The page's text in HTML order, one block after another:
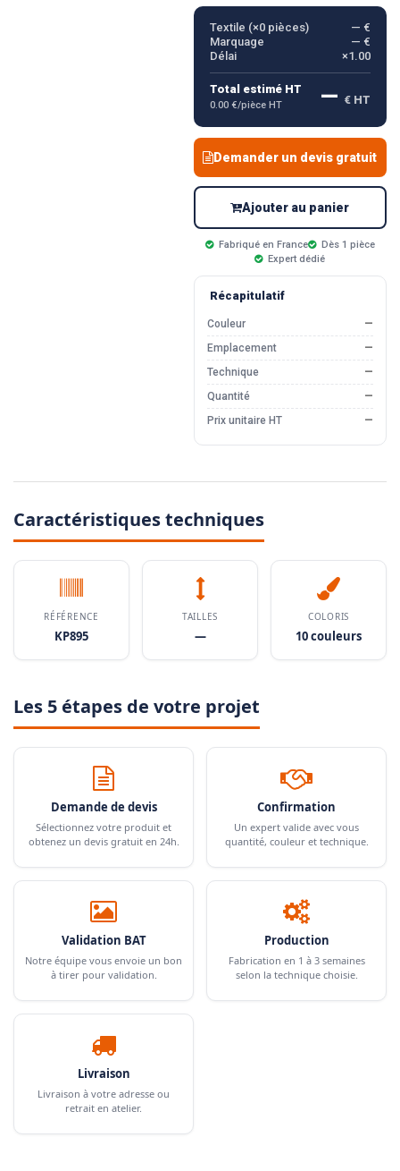
Textile (×0pièces)
— €
Marquage
— €
Délai
×1.00
Total estimé HT
0.00 €/pièce HT — € HT
Demander un devis gratuit
Ajouter au panier
Fabriqué en France
Dès 1 pièce
Expert dédié
Récapitulatif
Couleur
—
Emplacement
—
Technique
—
Quantité
—
Prix unitaire HT
—
Caractéristiques techniques
RÉFÉRENCE
KP895
TAILLES
—
COLORIS
10 couleurs
Les 5 étapes de votre projet
Demande de devis
Sélectionnez votre produit et
obtenez un devis gratuit en 24h.
Confirmation
Un expert valide avec vous
quantité, couleur et technique.
Validation BAT
Notre équipe vous envoie un bon
à tirer pour validation.
Production
Fabrication en 1 à 3 semaines
selon la technique choisie.
Livraison
Livraison à votre adresse ou
retrait en atelier.